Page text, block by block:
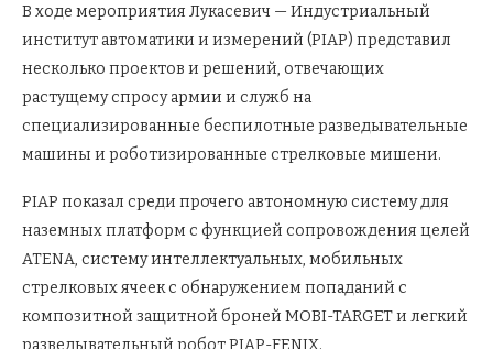
В ходе мероприятия Лукасевич — Индустриальный
институт автоматики и измерений (PIAP) представил
несколько проектов и решений, отвечающих
растущему спросу армии и служб на
специализированные беспилотные разведывательные
машины и роботизированные стрелковые мишени.
PIAP показал среди прочего автономную систему для
наземных платформ с функцией сопровождения целей
ATENA, систему интеллектуальных, мобильных
стрелковых ячеек с обнаружением попаданий с
композитной защитной броней MOBI-TARGET и легкий